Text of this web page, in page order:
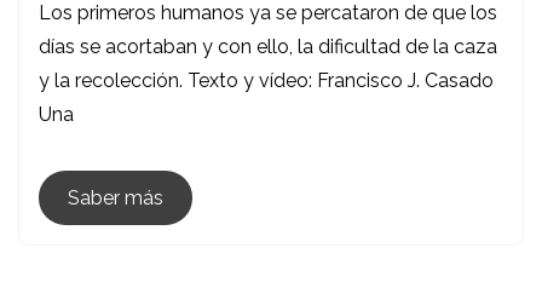
Comienza
El
Equinoccio
Los primeros humanos ya se percataron de que los
días se acortaban y con ello, la dificultad de la caza
y la recolección. Texto y vídeo: Francisco J. Casado
Una
Saber más